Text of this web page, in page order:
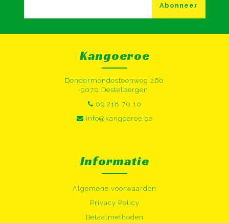
Abonneer
Kangoeroe
Dendermondesteenweg 260
9070 Destelbergen
09 218 70 10
info@kangoeroe.be
Informatie
Algemene voorwaarden
Privacy Policy
Betaalmethoden